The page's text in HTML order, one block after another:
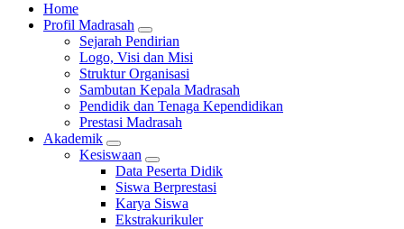
Home
Profil Madrasah
Sejarah Pendirian
Logo, Visi dan Misi
Struktur Organisasi
Sambutan Kepala Madrasah
Pendidik dan Tenaga Kependidikan
Prestasi Madrasah
Akademik
Kesiswaan
Data Peserta Didik
Siswa Berprestasi
Karya Siswa
Ekstrakurikuler